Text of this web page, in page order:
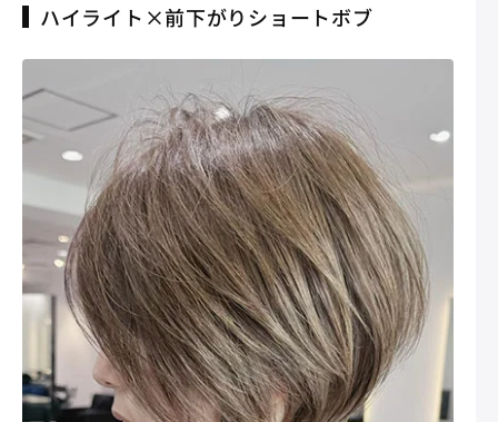
ハイライト×前下がりショートボブ